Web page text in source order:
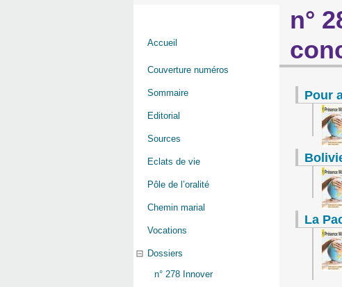
n°
Pour
La
Accueil
Couverture numéros
Sommaire
Editorial
Sources
Eclats de vie
Pôle de l’oralité
Chemin marial
Vocations
Dossiers
n° 278 Innover